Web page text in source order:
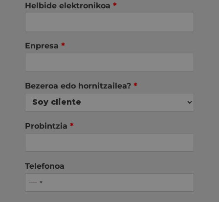
Helbide elektronikoa *
Enpresa *
Bezeroa edo hornitzailea? *
Probintzia *
Telefonoa